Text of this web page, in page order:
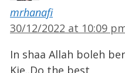
mrhanafi
30/12/2022 at 10:09
In shaa Allah boleh
Kie..Do the best